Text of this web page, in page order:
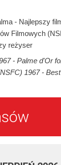
- Najlepszy
Filmowych
reżyser
- Palme d'Or
1967 -